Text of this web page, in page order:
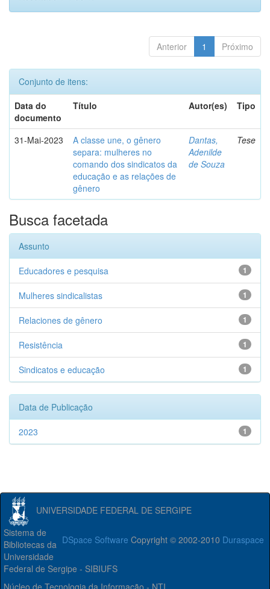
Anterior 1 Próximo
Conjunto de itens:
Data do
documento
Título Autor(es) Tipo
31-Mai-2023
A classe une, o gênero
separa: mulheres no
comando dos sindicatos da
educação e as relações de
gênero
Dantas,
Adenilde
de Souza
Tese
Busca facetada
Assunto
1
Educadores e pesquisa
1
Mulheres sindicalistas
1
Relaciones de gênero
1
Resistência
1
Sindicatos e educação
Data de Publicação
1
2023
UNIVERSIDADE FEDERAL DE SERGIPE
DSpace Software Copyright © 2002-2010 Duraspace
Sistema de
Bibliotecas da
Universidade
Federal de Sergipe - SIBIUFS
Núcleo de Tecnologia da Informação - NTI